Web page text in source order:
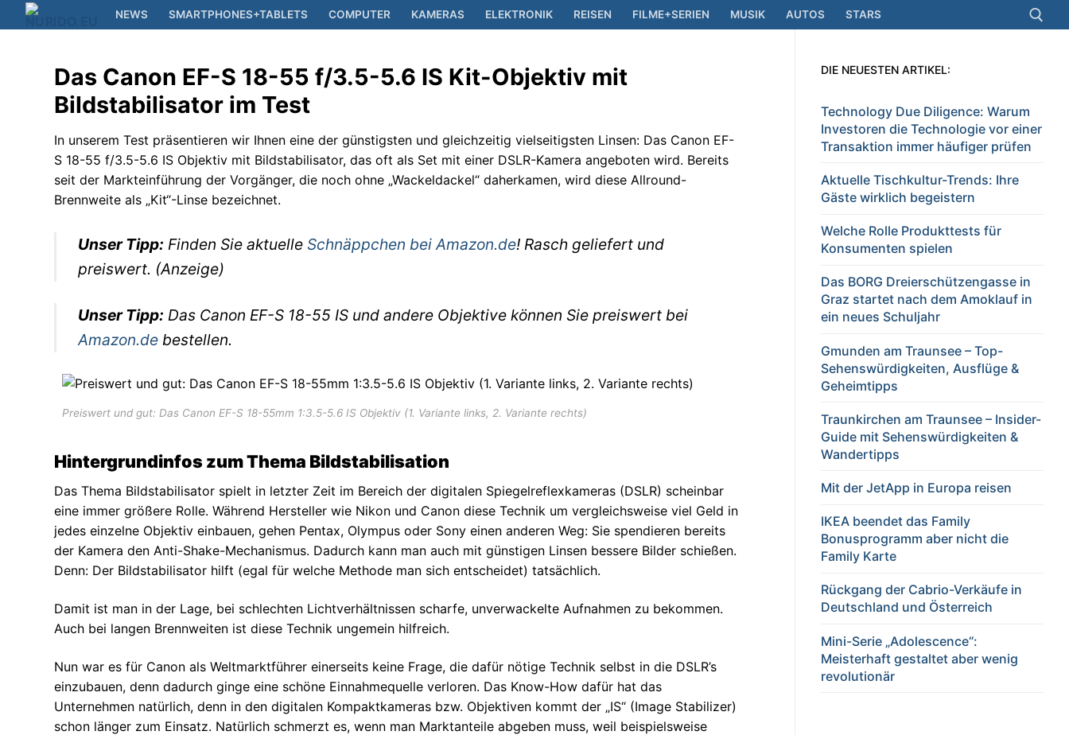
Inhalt
NEWS SMARTPHONES+TABLETS COMPUTER KAMERAS ELEKTRONIK REISEN FILME+SERIEN MUSIK AUTOS STARS
News
Smartphones+Tablets
Computer
Kameras
Elektronik
Filme+Serien
Stars
Das Canon EF-S 18-55 f/3.5-5.6 IS Kit-Objektiv mit
Bildstabilisator im Test
In unserem Test präsentieren wir Ihnen eine der günstigsten und gleichzeitig vielseitigsten Linsen: Das Canon EF-
S 18-55 f/3.5-5.6 IS Objektiv mit Bildstabilisator, das oft als Set mit einer DSLR-Kamera angeboten wird. Bereits
seit der Markteinführung der Vorgänger, die noch ohne „Wackeldackel“ daherkamen, wird diese Allround-
Brennweite als „Kit“-Linse bezeichnet.
Unser Tipp: Finden Sie aktuelle Schnäppchen bei Amazon.de! Rasch geliefert und
preiswert. (Anzeige)
Unser Tipp: Das Canon EF-S 18-55 IS und andere Objektive können Sie preiswert bei
Amazon.de bestellen.
Preiswert und gut: Das Canon EF-S 18-55mm 1:3.5-5.6 IS Objektiv (1. Variante links, 2. Variante rechts)
Hintergrundinfos zum Thema Bildstabilisation
Das Thema Bildstabilisator spielt in letzter Zeit im Bereich der digitalen Spiegelreflexkameras (DSLR) scheinbar
eine immer größere Rolle. Während Hersteller wie Nikon und Canon diese Technik um vergleichsweise viel Geld in
jedes einzelne Objektiv einbauen, gehen Pentax, Olympus oder Sony einen anderen Weg: Sie spendieren bereits
der Kamera den Anti-Shake-Mechanismus. Dadurch kann man auch mit günstigen Linsen bessere Bilder schießen.
Denn: Der Bildstabilisator hilft (egal für welche Methode man sich entscheidet) tatsächlich.
Damit ist man in der Lage, bei schlechten Lichtverhältnissen scharfe, unverwackelte Aufnahmen zu bekommen.
Auch bei langen Brennweiten ist diese Technik ungemein hilfreich.
Nun war es für Canon als Weltmarktführer einerseits keine Frage, die dafür nötige Technik selbst in die DSLR’s
einzubauen, denn dadurch ginge eine schöne Einnahmequelle verloren. Das Know-How dafür hat das
Unternehmen natürlich, denn in den digitalen Kompaktkameras bzw. Objektiven kommt der „IS“ (Image Stabilizer)
schon länger zum Einsatz. Natürlich schmerzt es, wenn man Marktanteile abgeben muss, weil beispielsweise
DIE NEUESTEN ARTIKEL:
Technology Due Diligence: Warum
Investoren die Technologie vor einer
Transaktion immer häufiger prüfen
Aktuelle Tischkultur-Trends: Ihre
Gäste wirklich begeistern
Welche Rolle Produkttests für
Konsumenten spielen
Das BORG Dreierschützengasse in
Graz startet nach dem Amoklauf in
ein neues Schuljahr
Gmunden am Traunsee – Top-
Sehenswürdigkeiten, Ausflüge &
Geheimtipps
Traunkirchen am Traunsee – Insider-
Guide mit Sehenswürdigkeiten &
Wandertipps
Mit der JetApp in Europa reisen
IKEA beendet das Family
Bonusprogramm aber nicht die
Family Karte
Rückgang der Cabrio-Verkäufe in
Deutschland und Österreich
Mini-Serie „Adolescence“:
Meisterhaft gestaltet aber wenig
revolutionär